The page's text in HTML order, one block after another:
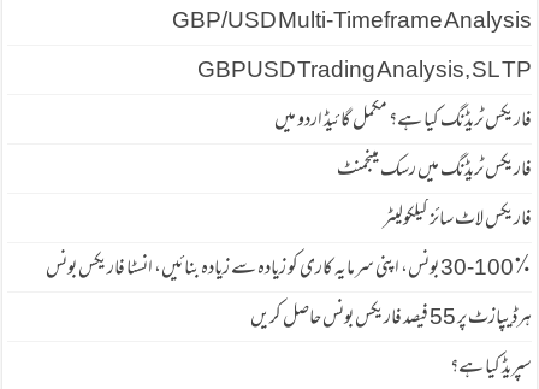
GBP/USD Multi-Timeframe Analysis
GBPUSD Trading Analysis, SL TP
فاریکس ٹریڈنگ کیا ہے؟ مکمل گائیڈ اردو میں
فاریکس ٹریڈنگ میں رسک مینجمنٹ
فاریکس لاٹ سائز کیلکولیٹر
30-100٪ بونس، اپنی سرمایہ کاری کو زیادہ سے زیادہ بنائیں، انسٹا فاریکس بونس
ہرڈیپازٹ پر 55 فیصد فاریكس بونس حاصل كریں
سپریڈ كیا ہے؟